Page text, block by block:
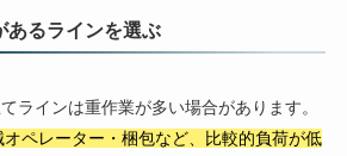
あるラインを選ぶ
ラインは重作業が多い場合があります。
ペレーター・梱包など、比較的負荷が低